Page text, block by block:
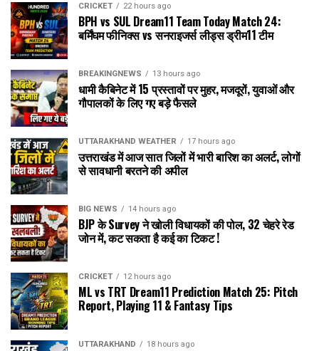
CRICKET 22 hours ago
BPH vs SUL Dream11 Team Today Match 24:
बर्मिंघम फीनिक्स vs सनराइजर्स लीड्स ड्रीम11 टीम
BREAKINGNEWS 13 hours ago
धामी कैबिनेट में 15 प्रस्तावों पर मुहर, मजदूरों, युवाओं और
गौपालकों के लिए गए बड़े फैसले
UTTARAKHAND WEATHER 17 hours ago
उत्तराखंड में आज सात जिलों में भारी बारिश का अलर्ट, लोगों
से सावधानी बरतने की अपील
BIG NEWS 14 hours ago
BJP के Survey ने खोली विधायकों की पोल, 32 चेहरे रेड
जोन में, कट सकता है कई का टिकट !
CRICKET 12 hours ago
ML vs TRT Dream11 Prediction Match 25: Pitch
Report, Playing 11 & Fantasy Tips
UTTARAKHAND 18 hours ago